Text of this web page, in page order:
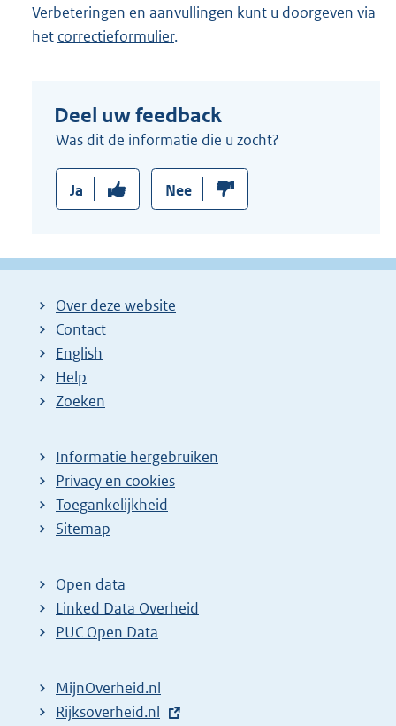
Verbeteringen en aanvullingen kunt u doorgeven via
het correctieformulier.
Deel uw feedback
Was dit de informatie die u zocht?
Ja Nee
Over deze website
Contact
English
Help
Zoeken
Informatie hergebruiken
Privacy en cookies
Toegankelijkheid
Sitemap
Open data
Linked Data Overheid
PUC Open Data
MijnOverheid.nl
E
Rijksoverheid.nl